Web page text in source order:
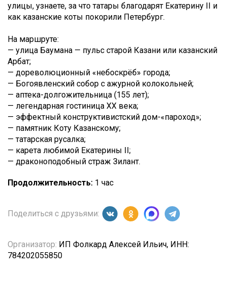
улицы, узнаете, за что татары благодарят Екатерину II и
как казанские коты покорили Петербург.
На маршруте:
— улица Баумана — пульс старой Казани или казанский
Арбат;
— дореволюционный «небоскрёб» города;
— Богоявленский собор с ажурной колокольней;
— аптека-долгожительница (155 лет);
— легендарная гостиница XX века;
— эффектный конструктивистский дом-«пароход»;
— памятник Коту Казанскому;
— татарская русалка;
— карета любимой Екатерины II;
— драконоподобный страж Зилант.
Продолжительность: 1 час
Поделиться с друзьями:
Организатор: ИП Фолкард Алексей Ильич, ИНН:
784202055850